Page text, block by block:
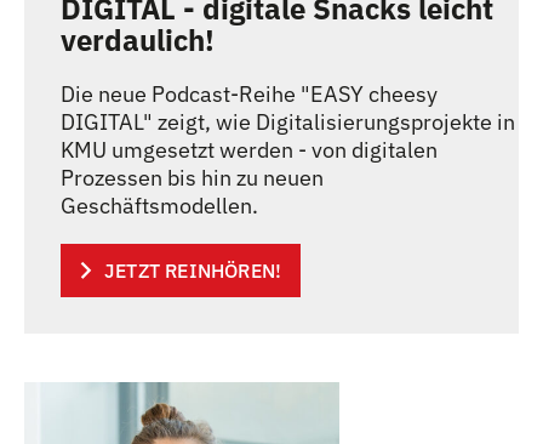
DIGITAL - digitale Snacks leicht
verdaulich!
Die neue Podcast-Reihe "EASY cheesy
DIGITAL" zeigt, wie Digitalisierungsprojekte in
KMU umgesetzt werden - von digitalen
Prozessen bis hin zu neuen
Geschäftsmodellen.
JETZT REINHÖREN!